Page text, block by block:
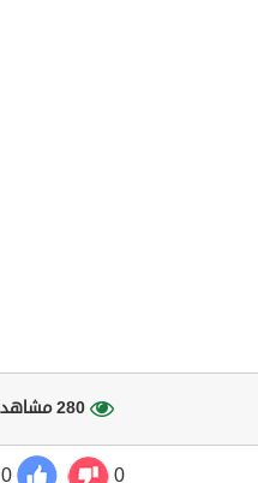
280 مشاهدة
0
0